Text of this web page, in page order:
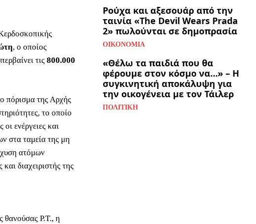
, ο οποίος
τις 800.000
πόρισμα της Αρχής
το οποίο
οι ενέργειες και
στα ταμεία της μη
ατόμων
και διαχειριστής της
θανούσας Ρ.Τ., η
Ρούχα και αξεσουάρ από την
ταινία «The Devil Wears Prada
2» πωλούνται σε δημοπρασία
ΟΙΚΟΝΟΜΊΑ
«Θέλω τα παιδιά που θα
φέρουμε στον κόσμο να…» – Η
συγκινητική αποκάλυψη για
την οικογένεια με τον Τάιλερ
ΠΟΛΙΤΙΚΉ